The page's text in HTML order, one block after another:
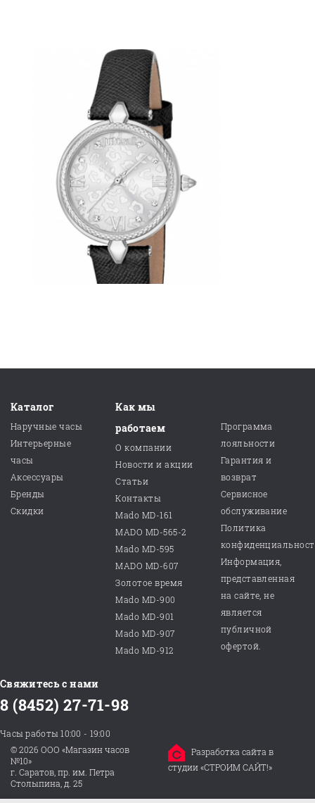
минеральное повышенной прочности Crystex
Каталог
Наручные часы
Интерьерные
часы
Аксессуары
Бренды
Скидки
Как мы
работаем
О компании
Новости и акции
Статьи
Контакты
Mado MD-161
MADO MD-565-2
Mado MD-595
MADO MD-607
Золотое время
Mado MD-900
Mado MD-901
Mado MD-907
Mado MD-912
Программа
лояльности
Гарантия и
возврат
Сервисное
обслуживание
Политика
Информация,
представленная
на сайте, не
является
публичной
офертой.
Свяжитесь с нами
8 (8452) 27-71-98
Часы работы 10:00 - 19:00
© 2026 ООО «Магазин часов
№10»
г. Саратов, пр. им. Петра
Столыпина, д. 25
Разработка сайта в
студии «СТРОИМ САЙТ!»